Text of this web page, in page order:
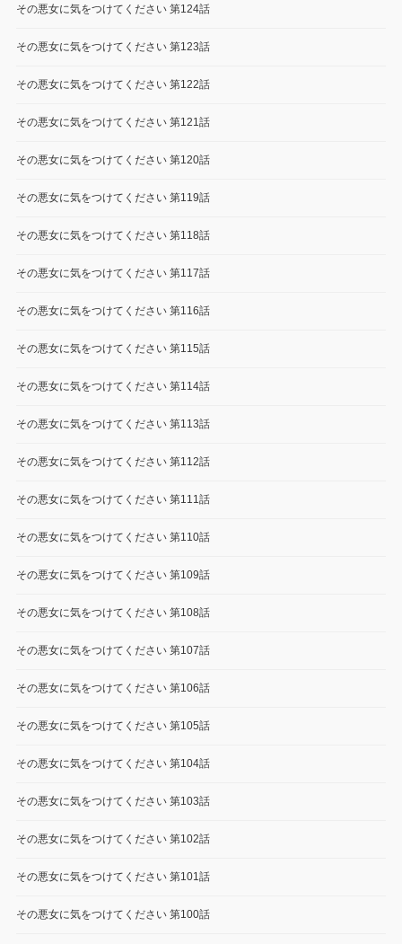
その悪女に気をつけてください 第124話
その悪女に気をつけてください 第123話
その悪女に気をつけてください 第122話
その悪女に気をつけてください 第121話
その悪女に気をつけてください 第120話
その悪女に気をつけてください 第119話
その悪女に気をつけてください 第118話
その悪女に気をつけてください 第117話
その悪女に気をつけてください 第116話
その悪女に気をつけてください 第115話
その悪女に気をつけてください 第114話
その悪女に気をつけてください 第113話
その悪女に気をつけてください 第112話
その悪女に気をつけてください 第111話
その悪女に気をつけてください 第110話
その悪女に気をつけてください 第109話
その悪女に気をつけてください 第108話
その悪女に気をつけてください 第107話
その悪女に気をつけてください 第106話
その悪女に気をつけてください 第105話
その悪女に気をつけてください 第104話
その悪女に気をつけてください 第103話
その悪女に気をつけてください 第102話
その悪女に気をつけてください 第101話
その悪女に気をつけてください 第100話